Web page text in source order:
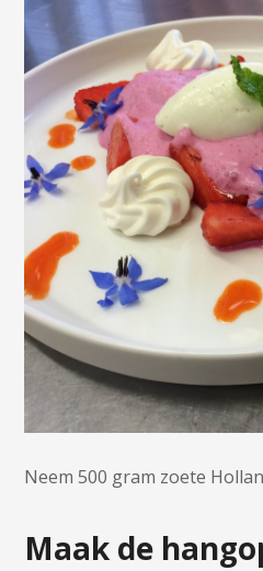
Neem 500 gram zoete
Maak de